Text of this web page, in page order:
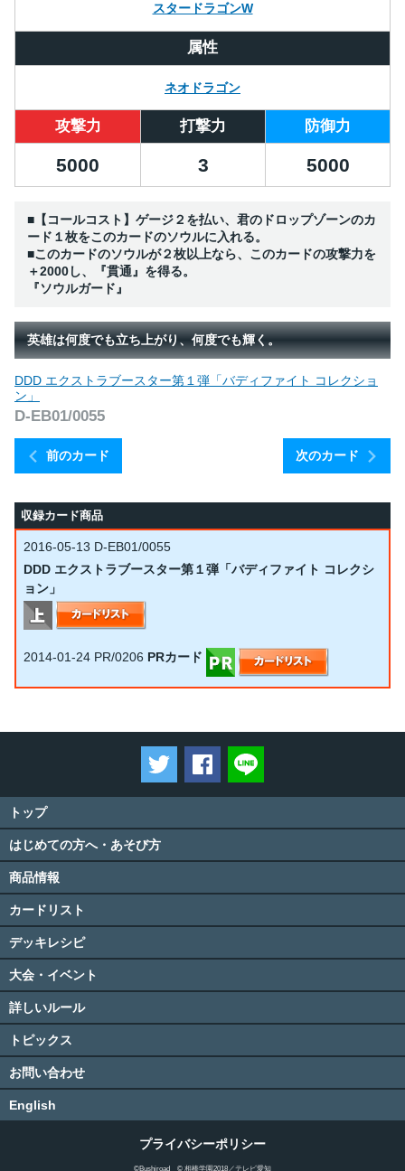
スタードラゴンW
属性
ネオドラゴン
攻撃力 打撃力 防御力
5000 3 5000
■【コールコスト】ゲージ２を払い、君のドロップゾーンのカ
ード１枚をこのカードのソウルに入れる。
■このカードのソウルが２枚以上なら、このカードの攻撃力を
＋2000し、『貫通』を得る。
『ソウルガード』
英雄は何度でも立ち上がり、何度でも輝く。
前のカード
DDD エクストラブースター第１弾「バディファイト コレクショ
ン」
D-EB01/0055
次のカード
収録カード商品
2016-05-13 D-EB01/0055
DDD エクストラブースター第１弾「バディファイト コレクシ
ョン」
2014-01-24 PR/0206 PRカード
ツイートするFacebookでシェアする
トップ
はじめての方へ・あそび方
商品情報
カードリスト
デッキレシピ
大会・イベント
詳しいルール
トピックス
お問い合わせ
English
プライバシーポリシー
©Bushiroad © 相棒学園2018／テレビ愛知